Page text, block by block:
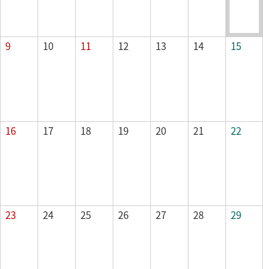
9 10 11 12 13 14 15
16 17 18 19 20 21 22
23 24 25 26 27 28 29